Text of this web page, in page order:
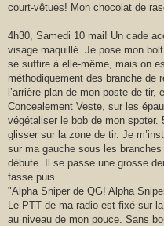
court-vêtues! Mon chocolat de
4h30, Samedi 10 mai! Un cade
visage maquillé. Je pose mon
se suffire à elle-même, mais on
méthodiquement des branche de
l’arrière plan de mon poste de
Concealement Veste, sur les
végétaliser le bob de mon
glisser sur la zone de tir. Je
sur ma gauche sous les
débute. Il se passe une grosse
fasse puis...
"Alpha Sniper de QG! Alpha
Le PTT de ma radio est fixé sur
au niveau de mon pouce. Sans